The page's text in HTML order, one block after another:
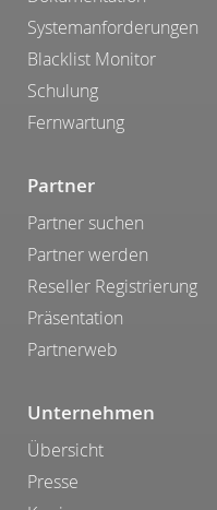
Systemanforderungen
Blacklist Monitor
Schulung
Fernwartung
Partner
Partner suchen
Partner werden
Reseller Registrierung
Präsentation
Partnerweb
Unternehmen
Übersicht
Presse